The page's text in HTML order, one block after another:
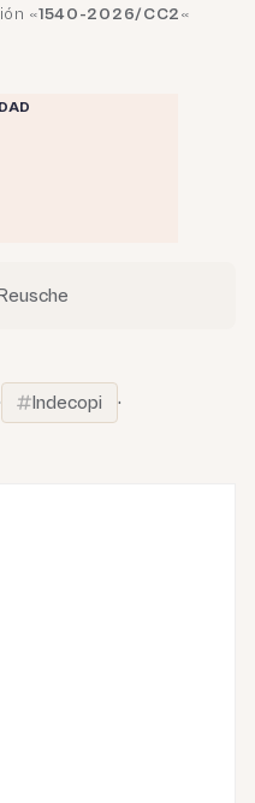
«1540-2026/CC2«
Indecopi
·